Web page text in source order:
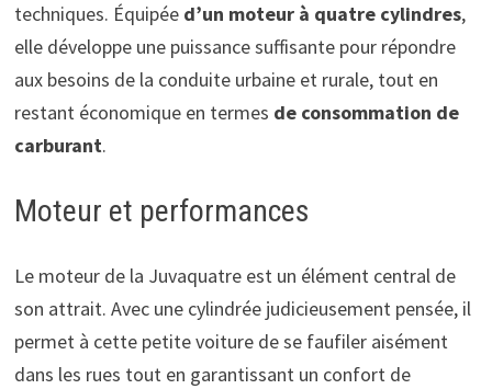
techniques. Équipée d’un moteur à quatre cylindres,
elle développe une puissance suffisante pour répondre
aux besoins de la conduite urbaine et rurale, tout en
restant économique en termes de consommation de
carburant.
Moteur et performances
Le moteur de la Juvaquatre est un élément central de
son attrait. Avec une cylindrée judicieusement pensée, il
permet à cette petite voiture de se faufiler aisément
dans les rues tout en garantissant un confort de